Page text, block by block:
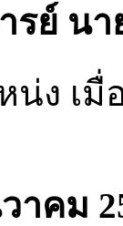
รย์ น
น่ง เมื่
าคม